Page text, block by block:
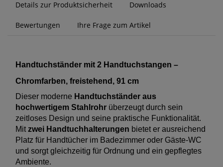
Details zur Produktsicherheit Downloads
Bewertungen Ihre Frage zum Artikel
Handtuchständer mit 2 Handtuchstangen –
Chromfarben, freistehend, 91 cm
Dieser moderne Handtuchständer aus
hochwertigem Stahlrohr überzeugt durch sein
zeitloses Design und seine praktische Funktionalität.
Mitzwei Handtuchhalterungen bietet er ausreichend
Platz für Handtücher im Badezimmer oder Gäste-WC
und sorgt gleichzeitig für Ordnung und ein gepflegtes
Ambiente.